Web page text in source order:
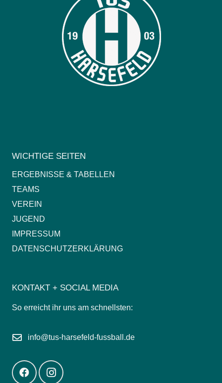
WICHTIGE SEITEN
ERGEBNISSE & TABELLEN
TEAMS
VEREIN
JUGEND
IMPRESSUM
DATENSCHUTZERKLÄRUNG
KONTAKT + SOCIAL MEDIA
So erreicht ihr uns am schnellsten:
info@tus-harsefeld-fussball.de